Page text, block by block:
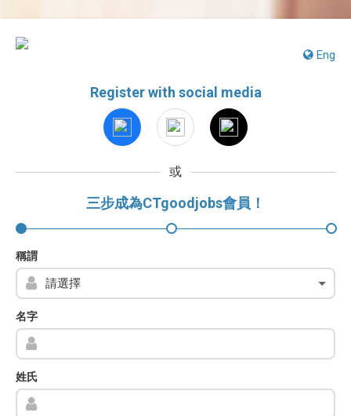
Eng
Register with social media
或
三步成為CTgoodjobs會員！
稱謂
名字
姓氏